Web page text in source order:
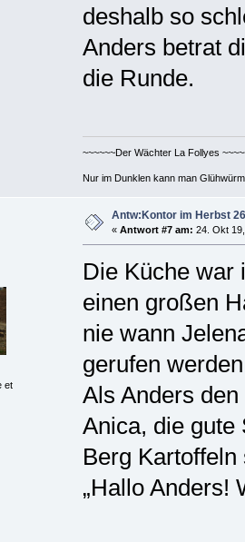
deshalb so
Anders betrat
die Runde.
~~~~~~Der Wächter La Follyes
Nur im Dunklen kann man
et
Antw:Kontor im Herbst
« Antwort #7 am: 24. Okt
Die Küche war
einen großen
nie wann
gerufen
Als Anders
Anica, die gute
Berg Kartoffeln
„Hallo Anders!